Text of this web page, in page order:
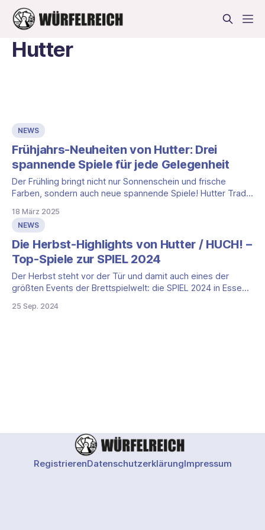
Hutter
NEWS
Frühjahrs-Neuheiten von Hutter: Drei
spannende Spiele für jede Gelegenheit
Der Frühling bringt nicht nur Sonnenschein und frische
Farben, sondern auch neue spannende Spiele! Hutter Trade
Wortgewandtheit und strategisches Denken fordern. Egal
ob für Kinder, Familien oder Spielrunden mit Freunden – hier
ist für jeden etwas dabei! Takoyaki – Die Kunst des
Takoyaki-Grillens Japanische Straßenküche
18 März 2025
NEWS
Die Herbst-Highlights von Hutter / HUCH! –
Top-Spiele zur SPIEL 2024
Der Herbst steht vor der Tür und damit auch eines der
größten Events der Brettspielwelt: die SPIEL 2024 in Essen.
Besucher mit einem spannenden Sortiment an neuen
25 Sep. 2024
RegistrierenDatenschutzerklärungImpressum